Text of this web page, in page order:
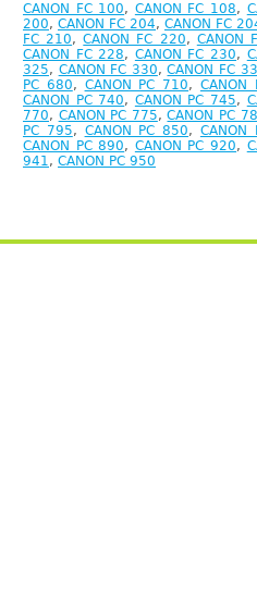
CANON FC 100, CANON FC 108,
200, CANON FC 204, CANON FC
FC 210,CANON FC 220, CANON
CANON FC 228, CANON FC 230,
325, CANON FC 330,CANON FC
PC 680, CANON PC 710, CANON
CANON PC 740, CANON PC 745,
770, CANON PC 775,CANON PC
PC 795, CANON PC 850, CANON
CANON PC 890, CANON PC 920,
941, CANON PC 950